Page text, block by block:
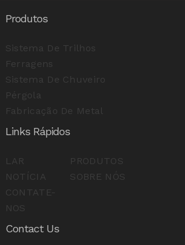
Produtos
Sistema De Trilhos
Ferragens
Sistema De Chuveiro
Pérgola
Fabricação De Metal
Links Rápidos
LAR
PRODUTOS
NOTÍCIA
SOBRE NÓS
CONTATE-
NOS
Contact Us